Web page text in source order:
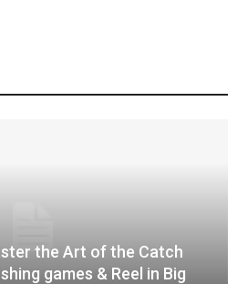
the Art of the Catch
games & Reel in Big